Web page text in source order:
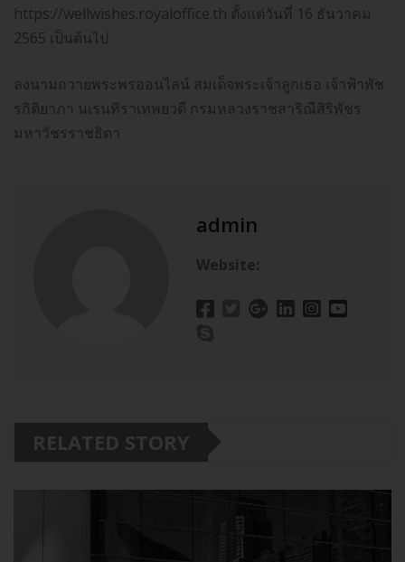
https://wellwishes.royaloffice.th ตั้งแต่วันที่ 16 ธันวาคม
2565 เป็นต้นไป
ลงนามถวายพระพรออนไลน์ สมเด็จพระเจ้าลูกเธอ เจ้าฟ้าพัช
รกิติยาภา นเรนทิราเทพยวดี กรมหลวงราชสาริณีสิริพัชร
มหาวัชรราชธิดา
admin
Website:
RELATED STORY